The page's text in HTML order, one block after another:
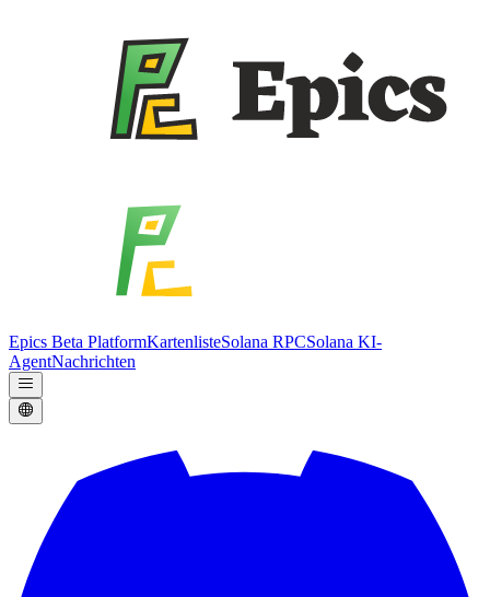
Epics Beta PlatformKartenlisteSolana RPCSolana KI-
AgentNachrichten